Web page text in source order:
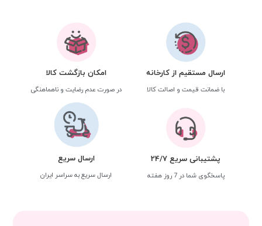
ارسال مستقیم از کارخانه
با ضمانت قیمت و اصالت کالا
امکان بازگشت کالا
در صورت عدم رضایت و ناهماهنگی
پشتیبانی سریع 24/7
پاسخگوی شما در 7 روز هفته
ارسال سریع
ارسال سریع به سراسر ایران